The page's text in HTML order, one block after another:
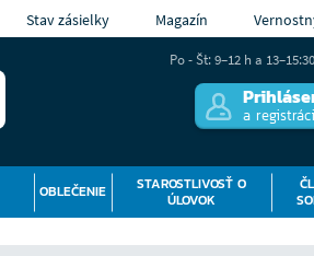
Stav zásielky Magazín
a
OBLEČENIE
STAROSTLIVOSŤ O
ÚLOVOK
Po - Št: 9–12 h a